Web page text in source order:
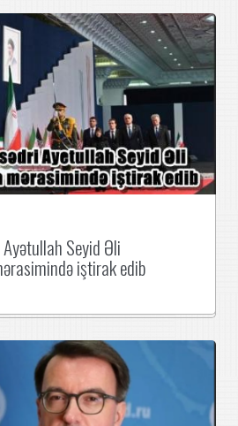
Seyid Əli
iştirak edib